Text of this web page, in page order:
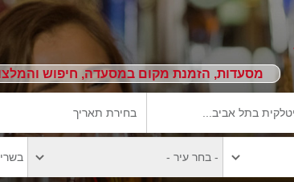
מסעדות, הזמנת מקום במסעדה, חיפוש